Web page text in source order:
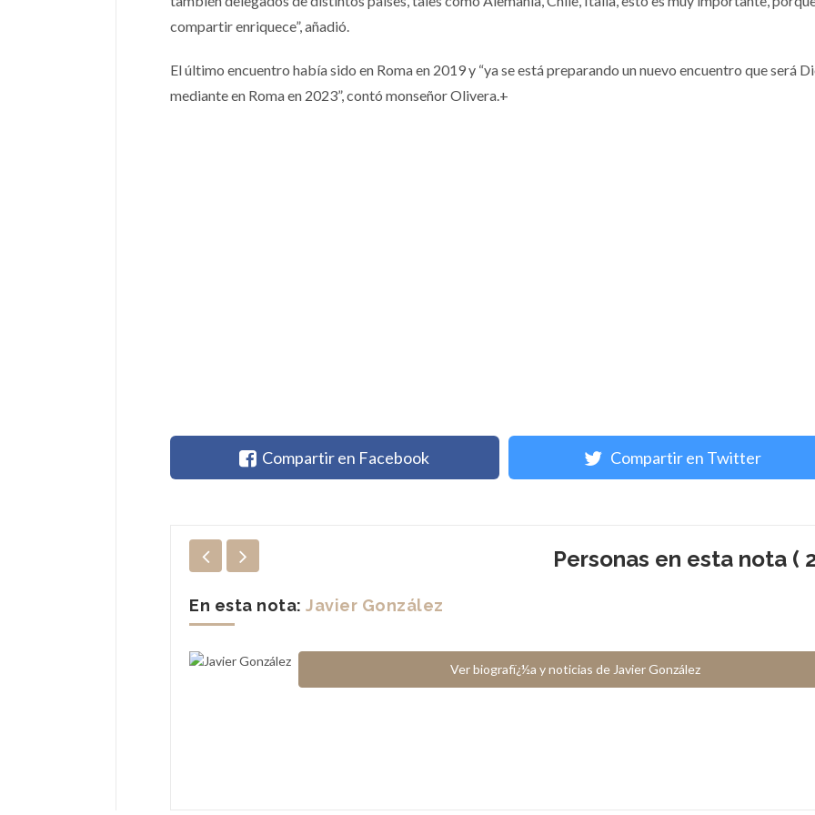
compartir enriquece”, añadió.
El último encuentro había sido en Roma en 2019 y “ya se está preparando un nuevo encuentro que será
mediante en Roma en 2023”, contó monseñor Olivera.+
Compartir en Facebook Compartir en Twitter
Personas en esta nota (
En esta nota: Javier González
Ver biografï¿½a y noticias de Javier González